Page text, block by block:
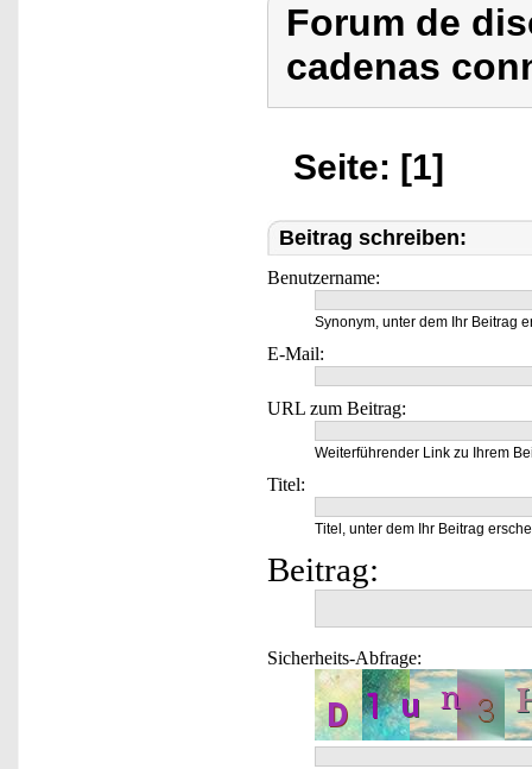
Forum de
cadenas
Seite: [1]
Beitrag schreiben:
Benutzername:
Synonym, unter dem Ihr Beitrag
E-Mail:
URL zum Beitrag:
Weiterführender Link zu Ihrem
Titel:
Titel, unter dem Ihr Beitrag
Beitrag:
Sicherheits-Abfrage: